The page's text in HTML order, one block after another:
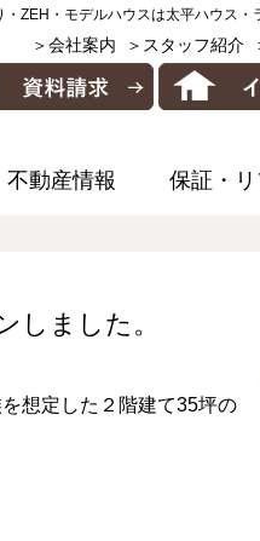
ZEH・モデルハウスは太平ハウス・
＞会社案内 ＞スタッフ紹介
不動産情報 保証・
しました。
想定した２階建て35坪の